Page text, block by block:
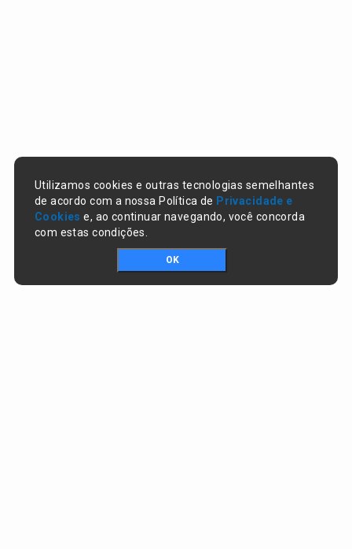
Utilizamos cookies e outras tecnologias semelhantes
de acordo com a nossa Política de Privacidade e
Cookies e, ao continuar navegando, você concorda
com estas condições.
OK